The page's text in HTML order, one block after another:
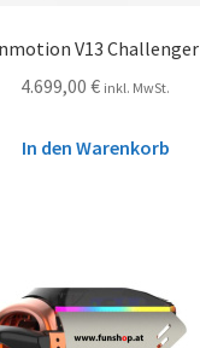
V13 Challenger
4.699,00 € inkl. MwSt.
In den Warenkorb